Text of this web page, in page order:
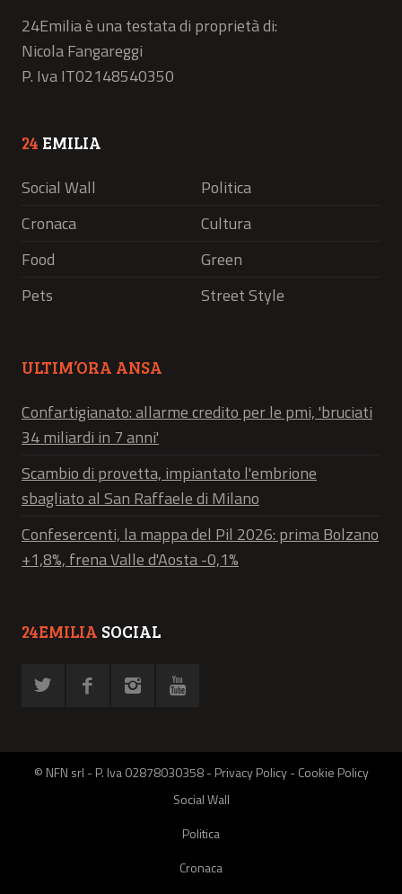
24Emilia è una testata di proprietà di:
Nicola Fangareggi
P. Iva IT02148540350
24 EMILIA
Social Wall
Politica
Cronaca
Cultura
Food
Green
Pets
Street Style
ULTIM’ORA ANSA
Confartigianato: allarme credito per le pmi, 'bruciati
34 miliardi in 7 anni'
Scambio di provetta, impiantato l'embrione
sbagliato al San Raffaele di Milano
Confesercenti, la mappa del Pil 2026: prima Bolzano
+1,8%, frena Valle d'Aosta -0,1%
24EMILIA SOCIAL
© NFN srl - P. Iva 02878030358 -Privacy Policy-Cookie Policy
Social Wall
Politica
Cronaca